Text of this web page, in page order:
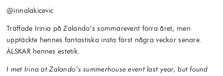
@irinalakicevic
Träffade Irinia på Zalando’s sommarevent förra året, men
upptäckte hennes fantastiska insta först några veckor senare.
ÄLSKAR hennes estetik.
I met Irina at Zalando’s summerhouse event last year, but found